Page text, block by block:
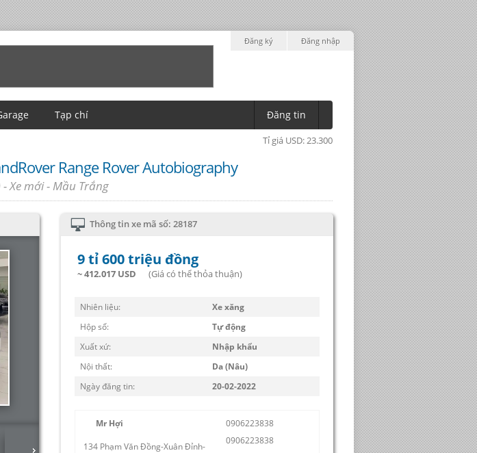
Đăng ký Đăng nhập
Tạp chí Đăng tin
Tỉ giá USD: 23.300
Range Rover Autobiography
Xe mới - Mầu Trắng
Thông tin xe mã số: 28187
9 tỉ 600 triệu đồng
~ 412.017 USD (Giá có thể thỏa thuận)
Nhiên liệu:
Xe xăng
Hộp số:
Tự động
Xuất xứ:
Nhập khẩu
Nội thất:
Da (Nâu)
Ngày đăng tin:
20-02-2022
Mr Hợi
134 Phạm Văn Đồng-Xuân Đỉnh-
0906223838
0906223838